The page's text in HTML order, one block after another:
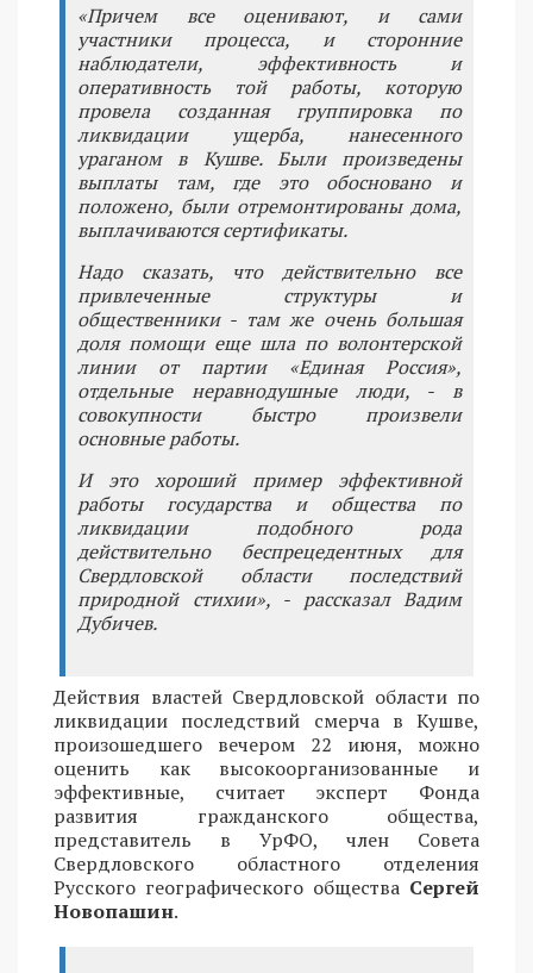
«Причем все оценивают, и сами
участники процесса, и сторонние
наблюдатели, эффективность и
оперативность той работы, которую
провела созданная группировка по
ликвидации ущерба, нанесенного
ураганом в Кушве. Были произведены
выплаты там, где это обосновано и
положено, были отремонтированы дома,
выплачиваются сертификаты.
Надо сказать, что действительно все
привлеченные структуры и
общественники - там же очень большая
доля помощи еще шла по волонтерской
линии от партии «Единая Россия»,
отдельные неравнодушные люди, - в
совокупности быстро произвели
основные работы.
И это хороший пример эффективной
работы государства и общества по
ликвидации подобного рода
действительно беспрецедентных для
Свердловской области последствий
природной стихии», - рассказал Вадим
Дубичев.
Действия властей Свердловской области по
ликвидации последствий смерча в Кушве,
произошедшего вечером 22 июня, можно
оценить как высокоорганизованные и
эффективные, считает эксперт Фонда
развития гражданского общества,
представитель в УрФО, член Совета
Свердловского областного отделения
Русского географического общества Сергей
Новопашин.